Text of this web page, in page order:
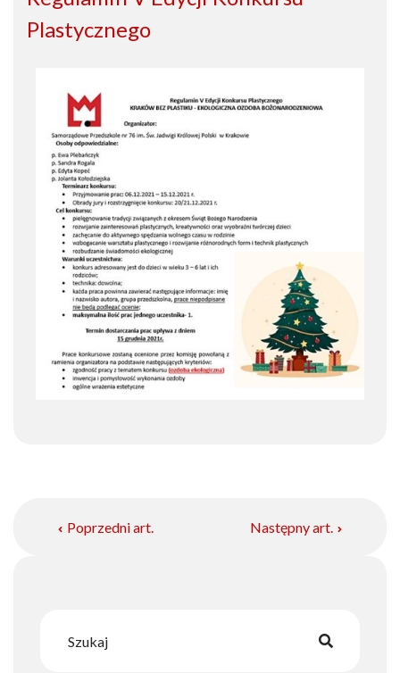
Plastycznego
Poprzedni art. Następny art.